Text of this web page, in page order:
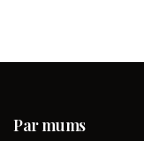
Par mums